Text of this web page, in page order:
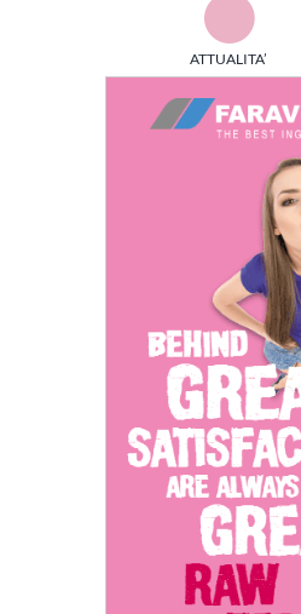
ATTUALITA’